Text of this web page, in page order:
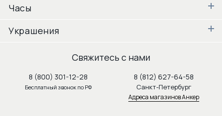
Часы
Украшения
Свяжитесь с нами
8 (800) 301-12-28
Бесплатный звонок по РФ
8 (812) 627-64-58
Санкт-Петербург
Адреса магазинов Анкер